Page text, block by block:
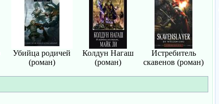
Убийца родичей
(роман)
Колдун Нагаш
(роман)
Истребитель
скавенов (роман)